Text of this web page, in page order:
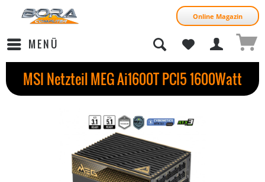
Online Magazin
MENÜ
MSI Netzteil MEG Ai1600T PCI5 1600Watt